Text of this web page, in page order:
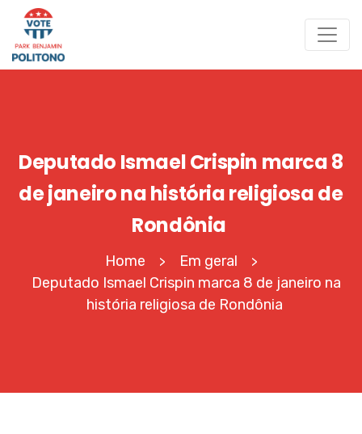
Deputado Ismael Crispin marca 8
de janeiro na história religiosa de
Rondônia
Home > Em geral >
Deputado Ismael Crispin marca 8 de janeiro na
história religiosa de Rondônia